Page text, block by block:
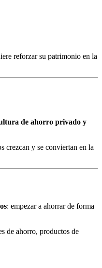
reforzar su patrimonio en la
de ahorro privado y
crezcan y se conviertan en la
: empezar a ahorrar de forma
de ahorro, productos de